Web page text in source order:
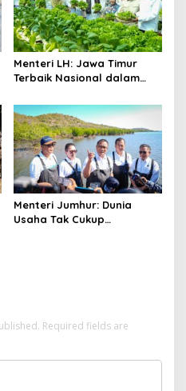
Menteri LH: Jawa Timur
Terbaik Nasional dalam
Perlindungan Lingkungan
Menteri Jumhur: Dunia
Usaha Tak Cukup
Required fields are